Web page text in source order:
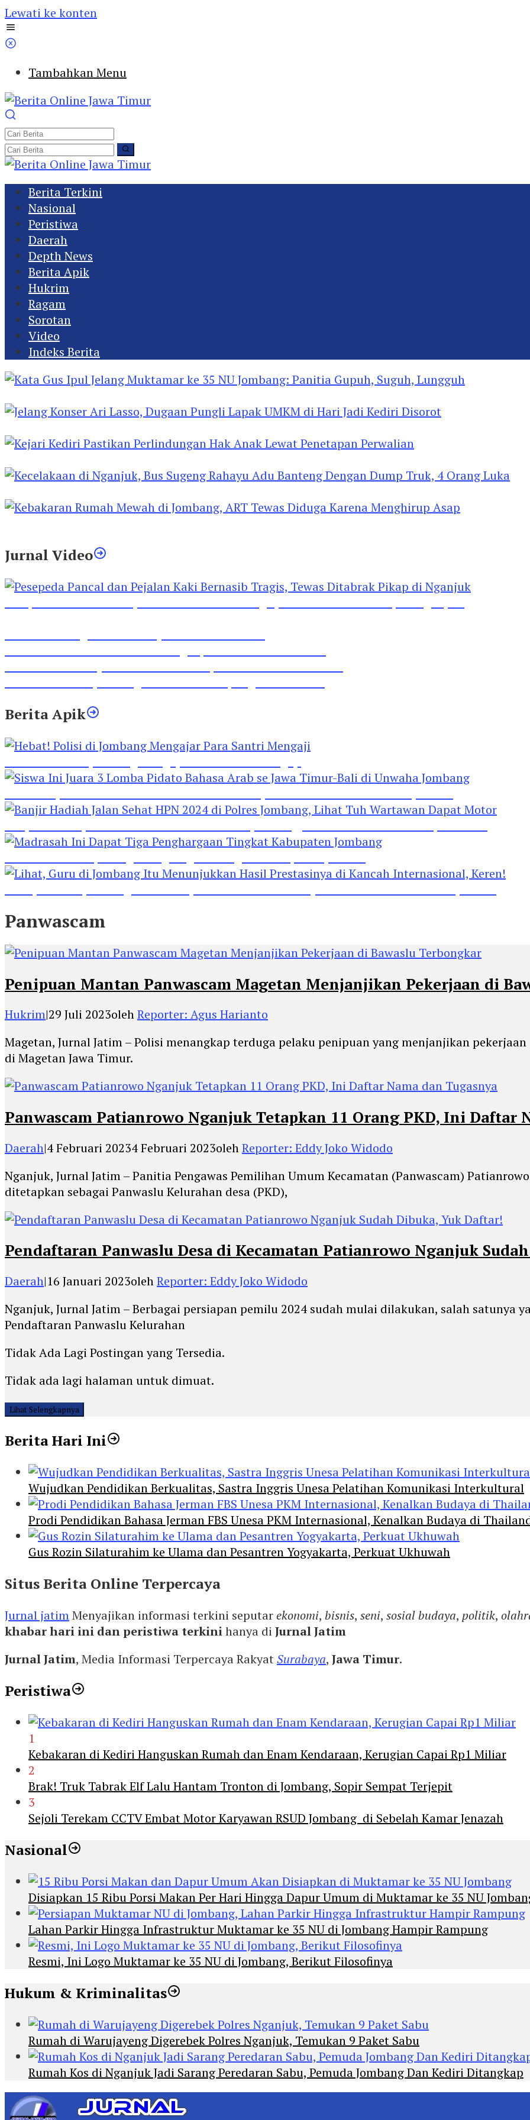
Lewati ke konten
Tambahkan Menu
Berita Terkini
Nasional
Peristiwa
Daerah
Depth News
Berita Apik
Hukrim
Ragam
Sorotan
Video
Indeks Berita
Jurnal Video
Berita Apik
Panwascam
Penipuan Mantan Panwascam Magetan Menjanjikan Pekerjaan di
Hukrim|29 Juli 2023olehReporter: Agus Harianto
Magetan, Jurnal Jatim – Polisi menangkap terduga pelaku penipuan yang menjanjikan
di Magetan Jawa Timur.
Panwascam Patianrowo Nganjuk Tetapkan 11 Orang PKD, Ini Daftar
Daerah|4 Februari 20234 Februari 2023olehReporter: Eddy Joko Widodo
Nganjuk, Jurnal Jatim – Panitia Pengawas Pemilihan Umum Kecamatan (Panwascam)
ditetapkan sebagai Panwaslu Kelurahan desa (PKD),
Pendaftaran Panwaslu Desa di Kecamatan Patianrowo Nganjuk
Daerah|16 Januari 2023olehReporter: Eddy Joko Widodo
Nganjuk, Jurnal Jatim – Berbagai persiapan pemilu 2024 sudah mulai dilakukan, salah satunya
Pendaftaran Panwaslu Kelurahan
Tidak Ada Lagi Postingan yang Tersedia.
Tidak ada lagi halaman untuk dimuat.
Lihat Selengkapnya
Berita Hari Ini
Wujudkan Pendidikan Berkualitas, Sastra Inggris Unesa Pelatihan Komunikasi Interkultural
Prodi Pendidikan Bahasa Jerman FBS Unesa PKM Internasional, Kenalkan Budaya di
Gus Rozin Silaturahim ke Ulama dan Pesantren Yogyakarta, Perkuat Ukhuwah
Situs Berita Online Terpercaya
Jurnal jatimMenyajikan informasi terkini seputarekonomi, bisnis, seni, sosial budaya, politik,
khabar hari ini dan peristiwa terkinihanya di Jurnal Jatim
Jurnal Jatim, Media Informasi Terpercaya RakyatSurabaya, Jawa Timur.
Peristiwa
1
Kebakaran di Kediri Hanguskan Rumah dan Enam Kendaraan, Kerugian Capai Rp1 Miliar
2
Brak! Truk Tabrak Elf Lalu Hantam Tronton di Jombang, Sopir Sempat Terjepit
3
Sejoli Terekam CCTV Embat Motor Karyawan RSUD Jombang di Sebelah Kamar Jenazah
Nasional
Disiapkan 15 Ribu Porsi Makan Per Hari Hingga Dapur Umum di Muktamar ke 35 NU
Lahan Parkir Hingga Infrastruktur Muktamar ke 35 NU di Jombang Hampir Rampung
Resmi, Ini Logo Muktamar ke 35 NU di Jombang, Berikut Filosofinya
Hukum & Kriminalitas
Rumah di Warujayeng Digerebek Polres Nganjuk, Temukan 9 Paket Sabu
Rumah Kos di Nganjuk Jadi Sarang Peredaran Sabu, Pemuda Jombang Dan Kediri Ditangkap